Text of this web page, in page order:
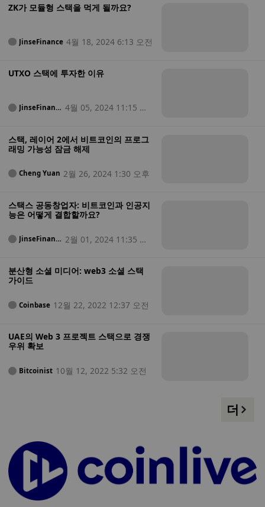
ZK가 모듈형 스택을 먹게 될까요?
JinseFinance 4월 18, 2024 6:13 오전
UTXO 스택에 투자한 이유
JinseFinanc
4월 05, 2024 11:15 오
스택, 레이어 2에서 비트코인의 프로그
래밍 가능성 잠금 해제
Cheng Yuan 2월 26, 2024 1:30 오후
스택스 공동창업자: 비트코인과 인공지
능은 어떻게 결합할까요?
JinseFinanc
2월 01, 2024 11:35 오
분산형 소셜 미디어: web3 소셜 스택
가이드
Coinbase 12월 22, 2022 12:37 오전
UAE의 Web 3 프로젝트 스택으로 경쟁
우위 확보
Bitcoinist 10월 12, 2022 5:32 오전
더